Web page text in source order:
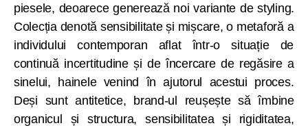
piesele, deoarece generează noi variante de styling.
Colecția denotă sensibilitate și mișcare, o metaforă a
individului contemporan aflat într-o situație de
continuă incertitudine și de încercare de regăsire a
sinelui, hainele venind în ajutorul acestui proces.
Deși sunt antitetice, brand-ul reușește să îmbine
organicul și structura, sensibilitatea și rigiditatea,